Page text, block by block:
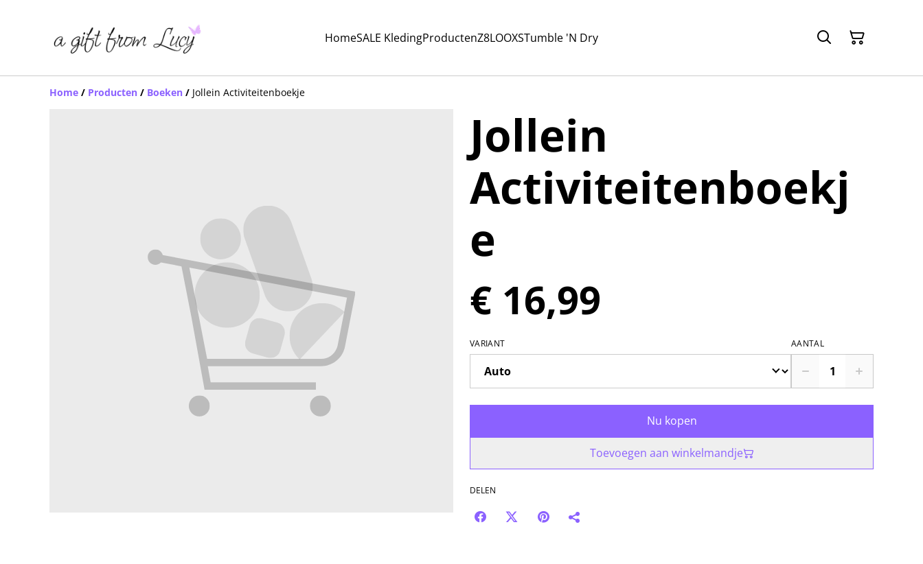
HomeSALE KledingProductenZ8LOOXSTumble 'N Dry
Home / Producten / Boeken / Jollein Activiteitenboekje
Jollein
Activiteitenboekj
e
€ 16,99
VARIANT AANTAL
Nu kopen
Toevoegen aan winkelmandje
DELEN